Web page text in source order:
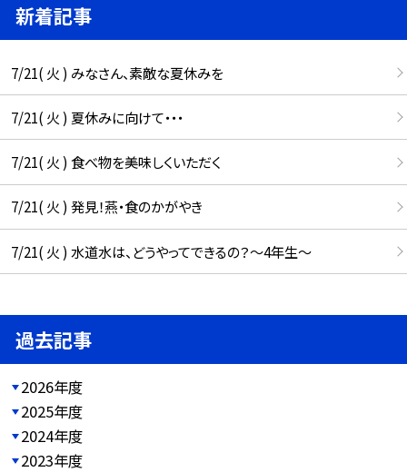
新着記事
7/21( 火 ) みなさん、素敵な夏休みを
7/21( 火 ) 夏休みに向けて・・・
7/21( 火 ) 食べ物を美味しくいただく
7/21( 火 ) 発見！燕・食のかがやき
7/21( 火 ) 水道水は、どうやってできるの？～4年生～
過去記事
2026年度
2025年度
2024年度
2023年度